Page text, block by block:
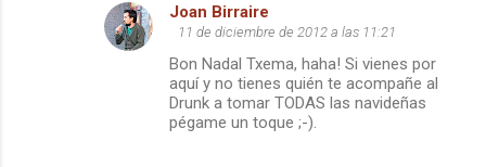
Joan Birraire
11 de diciembre de 2012 a las 11:21
Bon Nadal Txema, haha! Si vienes por
aquí y no tienes quién te acompañe al
Drunk a tomar TODAS las navideñas
pégame un toque ;-).